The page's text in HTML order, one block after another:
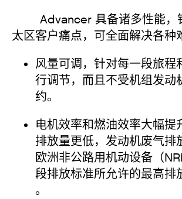
Advancer 具备诸多性能，
太区客户痛点，可全面解决各种
风量可调，针对每一段旅程
行调节，而且不受机组发动
约。
电机效率和燃油效率大幅提
排放量更低，发动机废气排
欧洲非公路用机动设备（
段排放标准所允许的最高排
。